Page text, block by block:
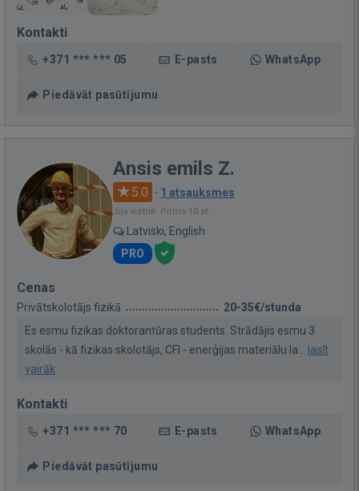
Kontakti
+371 *** *** 05 E-pasts WhatsApp
Piedāvāt pasūtījumu
Ansis emils Z.
5.0 · 1 atsauksmes
Bija vietnē: Pirms 10 st.
Latviski, English
PRO
Cenas
Privātskolotājs fizikā
20-35€/stunda
Es esmu fizikas doktorantūras students. Strādājis esmu 3
skolās - kā fizikas skolotājs, CFI - enerģijas materiālu la...
lasīt
vairāk
Kontakti
+371 *** *** 70 E-pasts WhatsApp
Piedāvāt pasūtījumu